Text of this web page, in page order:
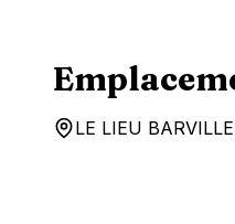
LE LIEU